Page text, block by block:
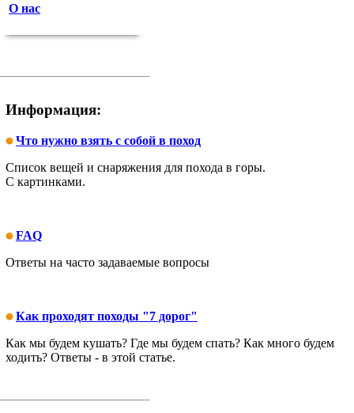
О нас
Информация:
Что нужно взять с собой в поход
Список вещей и снаряжения для похода в горы.
С картинками.
FAQ
Ответы на часто задаваемые вопросы
Как проходят походы "7 дорог"
Как мы будем кушать? Где мы будем спать? Как много будем
ходить? Ответы - в этой статье.